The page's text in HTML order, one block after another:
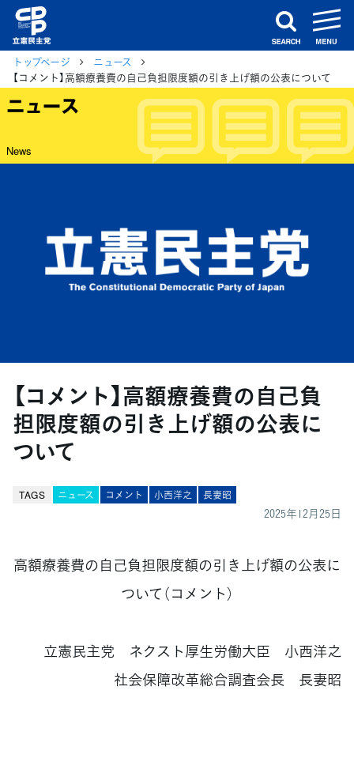
search
トップページ
ニュース
【コメント】高額療養費の自己負担限度額の引き上げ額の公表について
ニュース
News
【コメント】高額療養費の自己負
担限度額の引き上げ額の公表に
ついて
TAGS ニュース コメント 小西洋之 長妻昭
2025年12月25日
高額療養費の自己負担限度額の引き上げ額の公表に
ついて（コメント）
立憲民主党 ネクスト厚生労働大臣 小西洋之
社会保障改革総合調査会長 長妻昭